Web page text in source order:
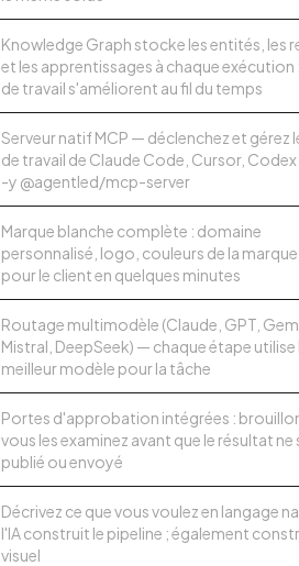
Knowledge Graph stocke les entités, les
et les apprentissages à chaque exécution
de travail s'améliorent au fil du temps
Serveur natif MCP — déclenchez et gérez
de travail de Claude Code, Cursor, Codex
-y @agentled/mcp-server
Marque blanche complète : domaine
personnalisé, logo, couleurs de la
pour le client en quelques minutes
Routage multimodèle (Claude, GPT,
Mistral, DeepSeek) — chaque étape utilise
meilleur modèle pour la tâche
Portes d'approbation intégrées :
vous les examinez avant que le résultat ne
publié ou envoyé
Décrivez ce que vous voulez en langage
l'IA construit le pipeline ; également
visuel